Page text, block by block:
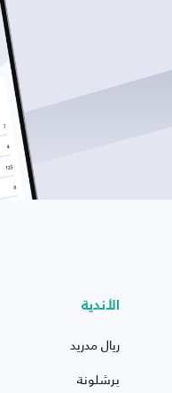
الأندية
ريال مدريد
برشلونة